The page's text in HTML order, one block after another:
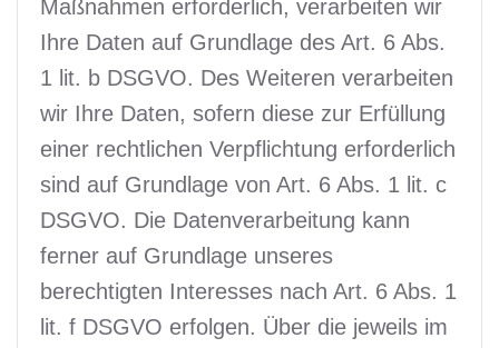
Maßnahmen erforderlich, verarbeiten wir
Ihre Daten auf Grundlage des Art. 6 Abs.
1 lit. b DSGVO. Des Weiteren verarbeiten
wir Ihre Daten, sofern diese zur Erfüllung
einer rechtlichen Verpflichtung erforderlich
sind auf Grundlage von Art. 6 Abs. 1 lit. c
DSGVO. Die Datenverarbeitung kann
ferner auf Grundlage unseres
berechtigten Interesses nach Art. 6 Abs. 1
lit. f DSGVO erfolgen. Über die jeweils im